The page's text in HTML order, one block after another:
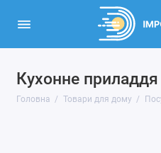
Кухонне приладдя
Головна Товари для дому
Декор для дому